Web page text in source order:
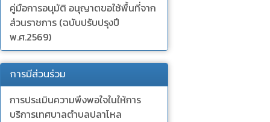
คู่มือการอนุมัติ อนุญาตขอใช้พื้นที่จาก
ส่วนราชการ (ฉบับปรับปรุงปี
พ.ศ.2569)
การมีส่วนร่วม
การประเมินความพึงพอใจในให้การ
บริการเทศบาลตำบลปลาโหล